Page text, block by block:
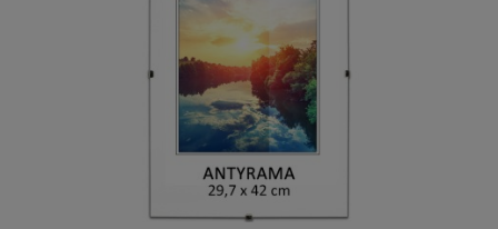
Antyrama plexi w rozmiarze 21x29,7 cm A4
3,48 zł
Cena regularna:3,99 zł
Najniższa cena:3,47 zł